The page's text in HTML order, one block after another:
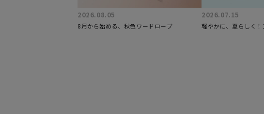
2026.08.05
8月から始める、秋色ワードローブ
2026.07.15
軽やかに、夏らしく